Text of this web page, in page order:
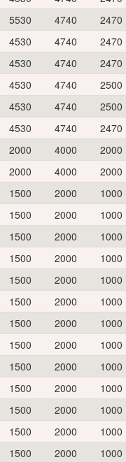
5530 4740
2470
4530 4740
2470
4530 4740
2470
4530 4740
2500
4530 4740
2500
4530 4740
2470
2000 4000
2000
2000 4000
2000
1500 2000
1000
1500 2000
1000
1500 2000
1000
1500 2000
1000
1500 2000
1000
1500 2000
1000
1500 2000
1000
1500 2000
1000
1500 2000
1000
1500 2000
1000
1500 2000
1000
1500 2000
1000
1500 2000
1000